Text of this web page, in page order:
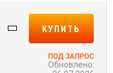
КУПИТЬ
Обновлено: